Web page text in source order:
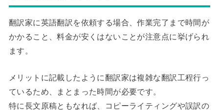
翻訳家に英語翻訳を依頼する場合、作業完了まで時間が
かかること、料金が安くはないことが注意点に挙げられ
ます。
メリットに記載したように翻訳家は複雑な翻訳工程行っ
ているため、まとまった時間が必要です。
特に長文原稿ともなれば、コピーライティングや誤訳の